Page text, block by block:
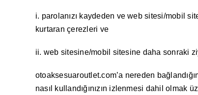
i. parolanızı kaydeden ve web sitesi/mobil
kurtaran çerezleri ve
ii. web sitesine/mobil sitesine daha sonraki
otoaksesuaroutlet.com’a nereden
nasıl kullandığınızın izlenmesi dahil olmak